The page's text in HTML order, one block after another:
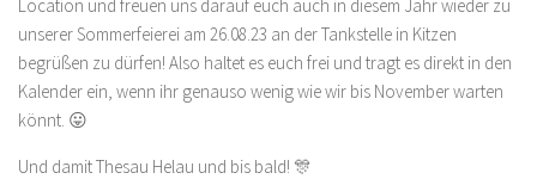
Location und freuen uns darauf euch auch in diesem Jahr wieder zu
unserer Sommerfeierei am 26.08.23 an der Tankstelle in Kitzen
begrüßen zu dürfen! Also haltet es euch frei und tragt es direkt in den
Kalender ein, wenn ihr genauso wenig wie wir bis November warten
könnt. 😛
Und damit Thesau Helau und bis bald! 🎊